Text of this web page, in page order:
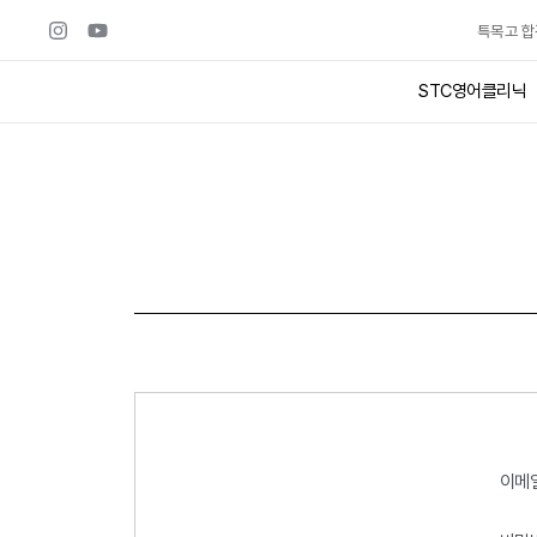
건너뛰기
특목고
STC영어클리닉
이메